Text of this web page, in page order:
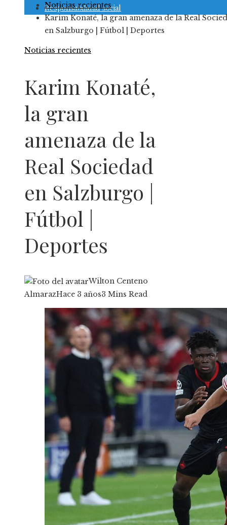
Responsabilidad social
Noticias recientes
Karim Konaté, la gran amenaza de la Real
en Salzburgo | Fútbol | Deportes
Noticias recientes
Karim Konaté,
la gran
amenaza de la
Real Sociedad
en Salzburgo |
Fútbol |
Deportes
Wilton Centeno
AlmarazHace 3 años3 Mins Read